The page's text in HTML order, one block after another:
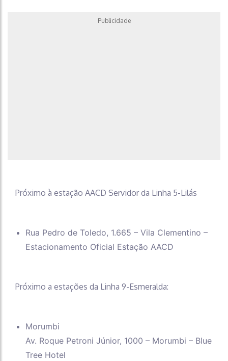
Publicidade
Próximo à estação AACD Servidor da Linha 5-Lilás
Rua Pedro de Toledo, 1.665 – Vila Clementino –
Estacionamento Oficial Estação AACD
Próximo a estações da Linha 9-Esmeralda:
Morumbi
Av. Roque Petroni Júnior, 1000 – Morumbi – Blue
Tree Hotel